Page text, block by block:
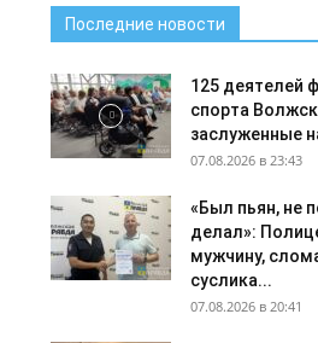
Последние новости
125 деятелей
спорта
заслуженные
07.08.2026 в 23:43
«Был пьян, не
делал»:
мужчину,
суслика...
07.08.2026 в 20:41